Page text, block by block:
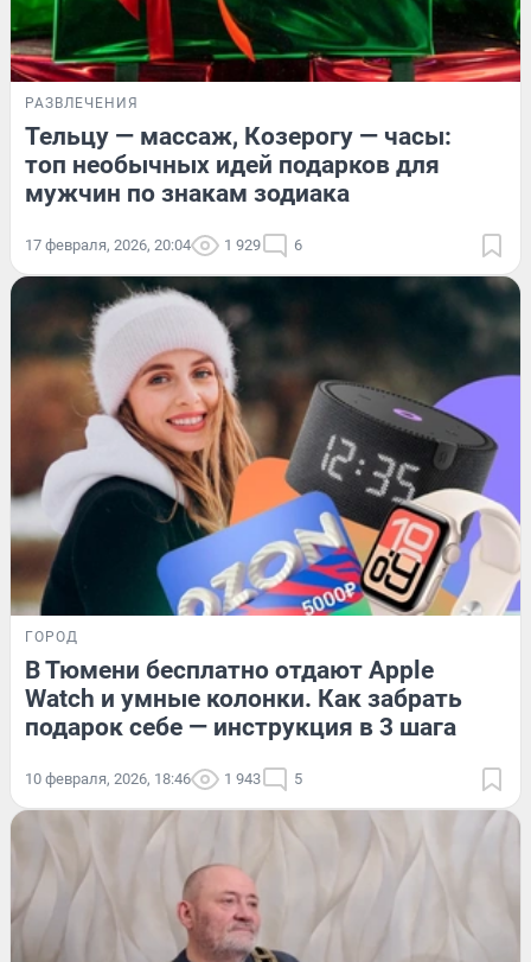
РАЗВЛЕЧЕНИЯ
Тельцу — массаж, Козерогу — часы:
топ необычных идей подарков для
мужчин по знакам зодиака
17 февраля, 2026, 20:04 1 929 6
ГОРОД
В Тюмени бесплатно отдают Apple
Watch и умные колонки. Как забрать
подарок себе — инструкция в 3 шага
10 февраля, 2026, 18:46 1 943 5